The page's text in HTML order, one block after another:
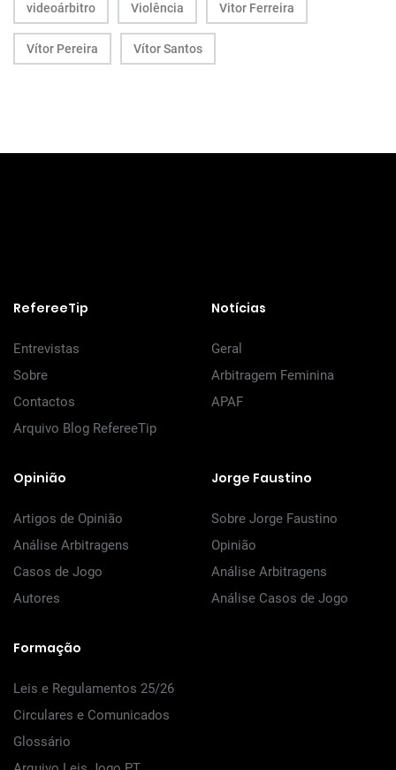
videoárbitro Violência Vitor Ferreira
Vítor Pereira Vítor Santos
RefereeTip
Entrevistas
Sobre
Contactos
Arquivo Blog RefereeTip
Notícias
Geral
Arbitragem Feminina
APAF
Opinião
Artigos de Opinião
Análise Arbitragens
Casos de Jogo
Autores
Jorge Faustino
Sobre Jorge Faustino
Opinião
Análise Arbitragens
Análise Casos de Jogo
Formação
Leis e Regulamentos 25/26
Circulares e Comunicados
Glossário